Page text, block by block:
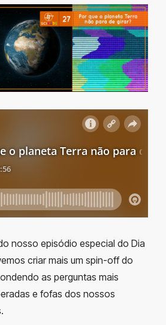
nosso episódio especial do Dia
criar mais um spin-off do
as perguntas mais
e fofas dos nossos